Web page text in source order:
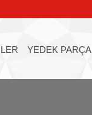
YEDEK PARÇA